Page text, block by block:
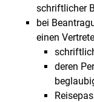
schriftlicher
bei
einen
deren